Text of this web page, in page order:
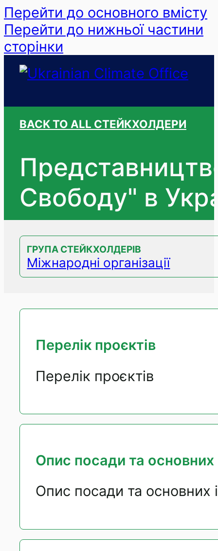
Перейти до основного вмісту
Перейти до нижньої частини
сторінки
BACK TO ALL СТЕЙКХОЛДЕРИ
Свободу" в
ГРУПА СТЕЙКХОЛДЕРІВ
Міжнародні організації
Перелік проєктів
Перелік проєктів
Опис посади та основних
Опис посади та основних